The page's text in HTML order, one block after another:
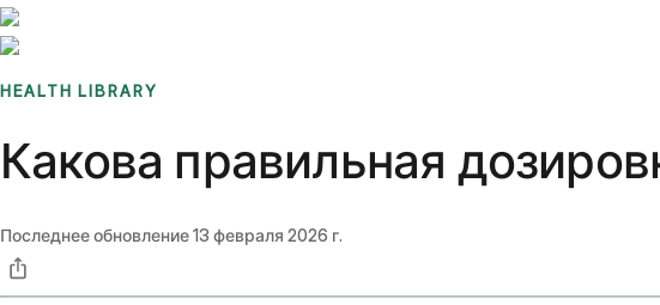
HEALTH LIBRARY
Какова правильная
Последнее обновление13 февраля 2026 г.